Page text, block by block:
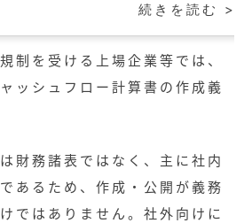
続きを読む >
制を受ける上場企業等では、
ッシュフロー計算書の作成義
財務諸表ではなく、主に社内
あるため、作成・公開が義務
ではありません。社外向けに